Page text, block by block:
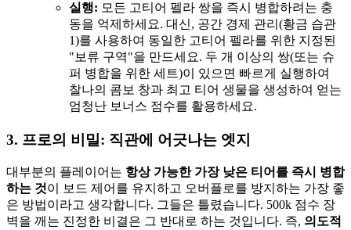
실행: 모든 고티어 펠라 쌍을 즉시 병합하려는 충
동을 억제하세요. 대신, 공간 경제 관리(황금 습관
1)를 사용하여 동일한 고티어 펠라를 위한 지정된
"보류 구역"을 만드세요. 두 개 이상의 쌍(또는 슈
퍼 병합을 위한 세트)이 있으면 빠르게 실행하여
찰나의 콤보 창과 최고 티어 생물을 생성하여 얻는
엄청난 보너스 점수를 활용하세요.
3. 프로의 비밀: 직관에 어긋나는 엣지
대부분의 플레이어는 항상 가능한 가장 낮은 티어를 즉시 병합
하는 것이 보드 제어를 유지하고 오버플로를 방지하는 가장 좋
은 방법이라고 생각합니다. 그들은 틀렸습니다. 500k 점수 장
벽을 깨는 진정한 비결은 그 반대로 하는 것입니다. 즉, 의도적